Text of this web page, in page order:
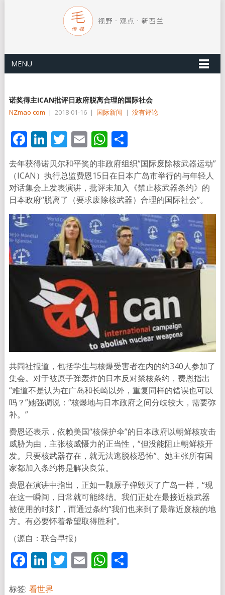
MENU
诺奖得主ICAN批评日政府脱离合理的国际社会
NZmao com | 2018-01-16 | 国际新闻 | 没有评论
Facebook
LinkedIn
Twitter
EmailWhatsApp
分
享
去年获得诺贝尔和平奖的非政府组织“国际废除核武器运动”
（ICAN）执行总监费恩15日在日本广岛市举行的与年轻人
对话集会上发表演讲，批评未加入《禁止核武器条约》的
日本政府“脱离了（要求废除核武器）合理的国际社会”。
共同社报道，包括学生与核爆受害者在内的约340人参加了
集会。对于被原子弹轰炸的日本反对禁核条约，费恩指出
“难道不是认为在广岛和长崎以外，重复同样的错误也可以
吗？”她强调说：“核爆地与日本政府之间分歧较大，需要弥
补。”
费恩还表示，依赖美国“核保护伞”的日本政府以朝鲜核攻击
威胁为由，主张核威慑力的正当性，“但没能阻止朝鲜核开
发。只要核武器存在，就无法逃脱核恐怖”。她主张所有国
家都加入条约将是解决良策。
费恩在演讲中指出，正如一颗原子弹毁灭了广岛一样，“现
在这一瞬间，日常就可能终结。我们正处在最接近核武器
被使用的时刻”，而通过条约“我们也来到了最靠近废核的地
方。有必要怀着希望取得胜利”。
（源自：联合早报）
Facebook
LinkedIn
Twitter
EmailWhatsApp
分
标签: 看世界